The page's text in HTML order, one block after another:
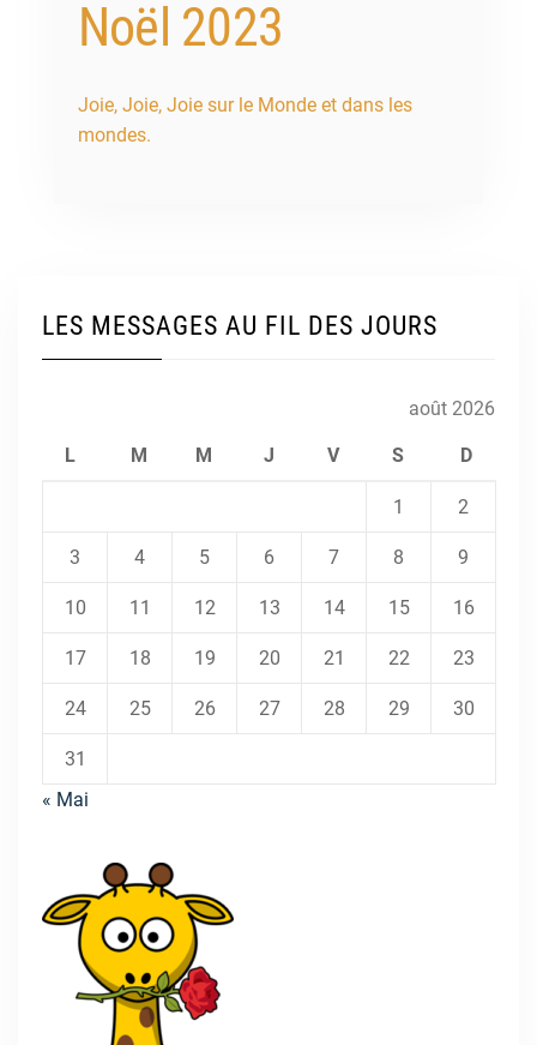
Noël 2023
Joie, Joie, Joie sur le Monde et dans les
mondes.
LES MESSAGES AU FIL DES JOURS
août 2026
L M M J V S D
1 2
3 4 5 6 7 8 9
10 11 12 13 14 15 16
17 18 19 20 21 22 23
24 25 26 27 28 29 30
31
« Mai